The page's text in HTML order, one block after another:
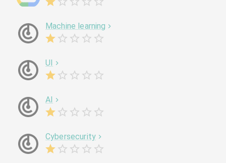
Machine learning
UI
AI
Cybersecurity